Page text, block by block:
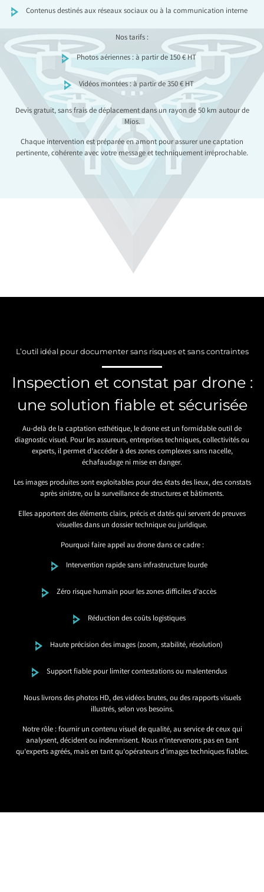
Contenus destinés aux réseaux sociaux ou à la communication interne
Nos tarifs :
Photos aériennes : à partir de 150 € HT
Vidéos montées : à partir de 350 € HT
Devis gratuit, sans frais de déplacement dans un rayon de 50 km autour de
Mios.
Chaque intervention est préparée en amont pour assurer une captation
pertinente, cohérente avec votre message et techniquement irréprochable.
L’outil idéal pour documenter sans risques et sans contraintes
Inspection et constat par drone :
une solution fiable et sécurisée
Au-delà de la captation esthétique, le drone est un formidable outil de
diagnostic visuel. Pour les assureurs, entreprises techniques, collectivités ou
experts, il permet d’accéder à des zones complexes sans nacelle,
échafaudage ni mise en danger.
Les images produites sont exploitables pour des états des lieux, des constats
après sinistre, ou la surveillance de structures et bâtiments.
Elles apportent des éléments clairs, précis et datés qui servent de preuves
visuelles dans un dossier technique ou juridique.
Pourquoi faire appel au drone dans ce cadre :
Intervention rapide sans infrastructure lourde
Zéro risque humain pour les zones difficiles d’accès
Réduction des coûts logistiques
Haute précision des images (zoom, stabilité, résolution)
Support fiable pour limiter contestations ou malentendus
Nous livrons des photos HD, des vidéos brutes, ou des rapports visuels
illustrés, selon vos besoins.
Notre rôle : fournir un contenu visuel de qualité, au service de ceux qui
analysent, décident ou indemnisent. Nous n’intervenons pas en tant
qu’experts agréés, mais en tant qu’opérateurs d’images techniques fiables.